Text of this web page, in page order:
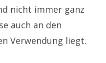
nicht immer ganz
auch an den
Verwendung liegt.